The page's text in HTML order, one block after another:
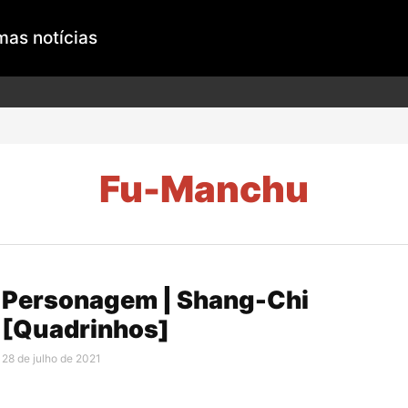
notícias
Fu-Manchu
Personagem | Shang-Chi
[Quadrinhos]
28 de julho de 2021